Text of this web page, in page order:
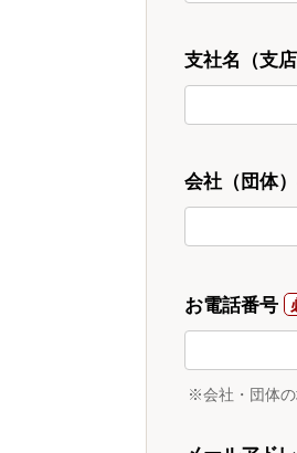
支社名（支
会社（団体
お電話番号
※会社・団体の